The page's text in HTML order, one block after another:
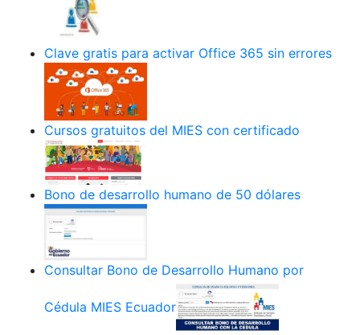
Clave gratis para activar Office 365 sin errores
Cursos gratuitos del MIES con certificado
Bono de desarrollo humano de 50 dólares
Consultar Bono de Desarrollo Humano por
Cédula MIES Ecuador